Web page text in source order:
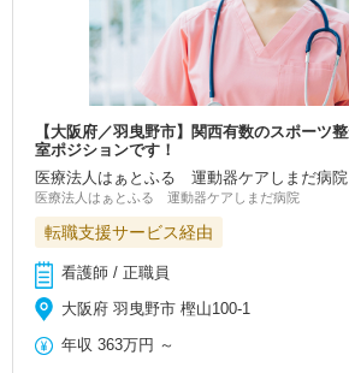
【大阪府／羽曳野市】関西有数のスポーツ
室ポジションです！
医療法人はぁとふる 運動器ケアしまだ病院
医療法人はぁとふる 運動器ケアしまだ病院
転職支援サービス経由
看護師 / 正職員
大阪府 羽曳野市 樫山100-1
年収 363万円 ～